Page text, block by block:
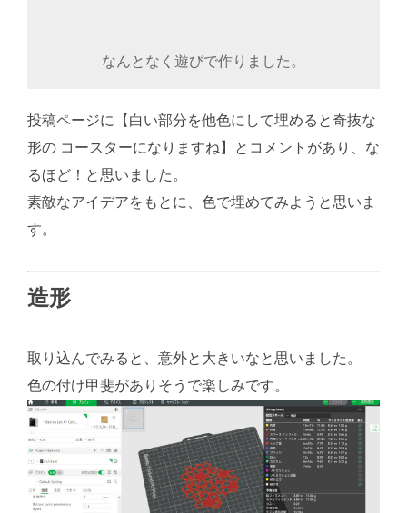
なんとなく遊びで作りました。
投稿ページに【白い部分を他色にして埋めると奇抜な
形の コースターになりますね】とコメントがあり、な
るほど！と思いました。
素敵なアイデアをもとに、色で埋めてみようと思いま
す。
造形
取り込んでみると、意外と大きいなと思いました。
色の付け甲斐がありそうで楽しみです。